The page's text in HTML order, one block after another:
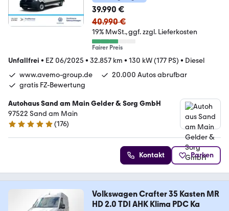
39.990 €
40.990 €
19% MwSt. ggf. zzgl. Lieferkosten
Fairer Preis
Unfallfrei • EZ 06/2025 • 32.857 km • 130 kW (177 PS) • Diesel
www.avemo-group.de
20.000 Autos abrufbar
gratis FZ-Bewertung
Autohaus Sand am Main Gelder & Sorg GmbH
97522 Sand am Main
4.8 Sterne
(176)
Kontakt Parken
Volkswagen Crafter 35 Kasten MR
HD 2.0 TDI AHK Klima PDC Ka